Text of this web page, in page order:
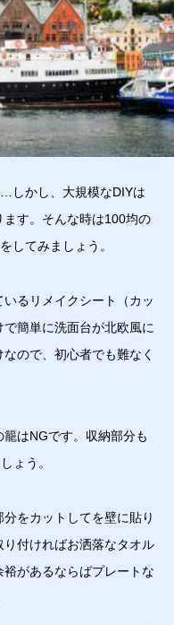
…しかし、大規模なDIYは
す。そんな時は100均の
してみましょう。
るリメイクシート（カッ
簡単に洗面台が北欧風に
ので、初心者でも難なく
はNGです。収納部分も
ょう。
をカットしてを壁に貼り
付ければお洒落なタオル
があるならばプレートな